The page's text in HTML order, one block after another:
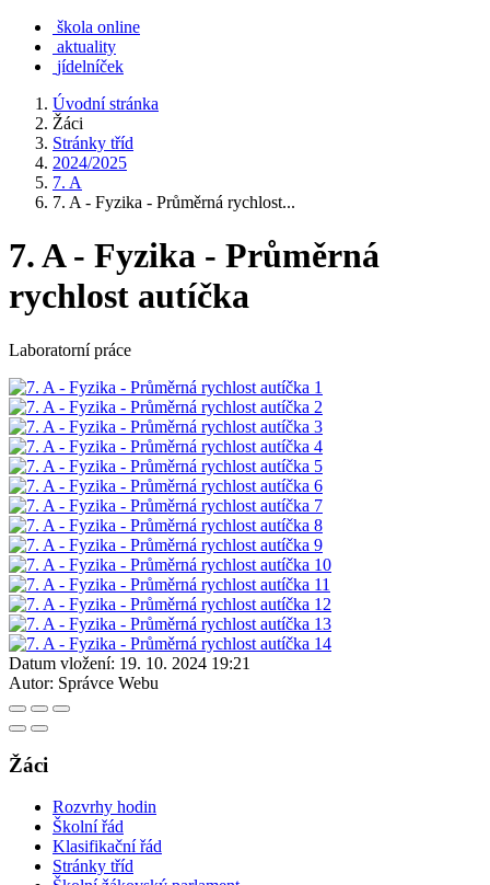
škola online
aktuality
jídelníček
Úvodní stránka
Žáci
Stránky tříd
2024/2025
7. A
7. A - Fyzika - Průměrná rychlost...
7. A - Fyzika - Průměrná
rychlost autíčka
Laboratorní práce
Datum vložení: 19. 10. 2024 19:21
Autor: Správce Webu
Žáci
Rozvrhy hodin
Školní řád
Klasifikační řád
Stránky tříd